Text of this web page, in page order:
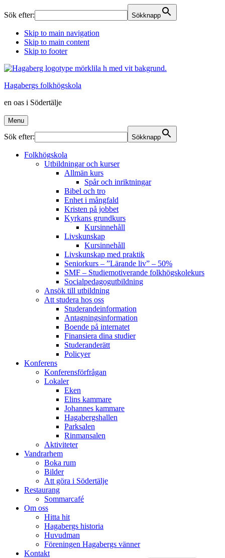
Sök efter: Sökknapp
Skip to main navigation
Skip to main content
Skip to footer
Hagabergs folkhögskola
en oas i Södertälje
Menu
Sök efter: Sökknapp
Folkhögskola
Utbildningar och kurser
Allmän kurs
Spår och inriktningar
Bibel och tro
Enhet i mångfald
Kristen på jobbet
Kyrkans grundkurs
Kursinnehåll
Livskunskap
Kursinnehåll
Livskunskap med praktik
Seniorkurs – ”Lärande liv” – 50%
SMF – Studiemotiverande folkhögskolekurs
Socialpedagog­utbildning
Ansök till utbildning
Att studera hos oss
Studerande­information
Antagningsinformation
Boende på internatet
Finansiera dina studier
Studeranderätt
Policyer
Konferens
Konferens­förfrågan
Lokaler
Eken
Elins kammare
Johannes kammare
Hagabergshallen
Parksalen
Rinmansalen
Aktiviteter
Vandrarhem
Boka rum
Bilder
Att göra i Södertälje
Restaurang
Sommarcafé
Om oss
Hitta hit
Hagabergs historia
Huvudman
Föreningen Hagabergs vänner
Kontakt